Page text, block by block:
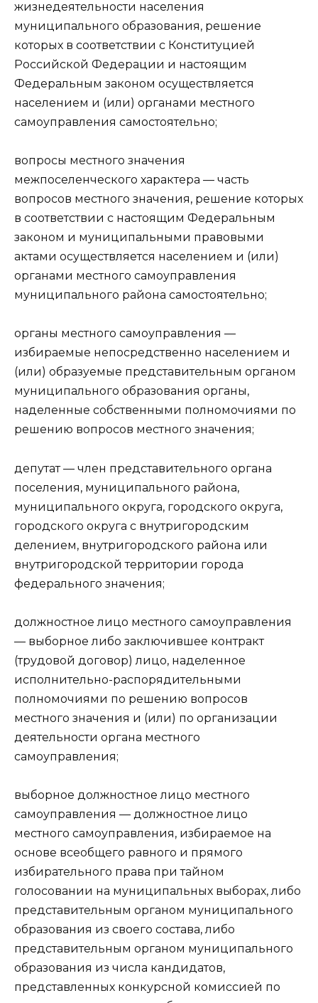
жизнедеятельности населения
муниципального образования, решение
которых в соответствии с Конституцией
Российской Федерации и настоящим
Федеральным законом осуществляется
населением и (или) органами местного
самоуправления самостоятельно;
вопросы местного значения
межпоселенческого характера — часть
вопросов местного значения, решение которых
в соответствии с настоящим Федеральным
законом и муниципальными правовыми
актами осуществляется населением и (или)
органами местного самоуправления
муниципального района самостоятельно;
органы местного самоуправления —
избираемые непосредственно населением и
(или) образуемые представительным органом
муниципального образования органы,
наделенные собственными полномочиями по
решению вопросов местного значения;
депутат — член представительного органа
поселения, муниципального района,
муниципального округа, городского округа,
городского округа с внутригородским
делением, внутригородского района или
внутригородской территории города
федерального значения;
должностное лицо местного самоуправления
— выборное либо заключившее контракт
(трудовой договор) лицо, наделенное
исполнительно-распорядительными
полномочиями по решению вопросов
местного значения и (или) по организации
деятельности органа местного
самоуправления;
выборное должностное лицо местного
самоуправления — должностное лицо
местного самоуправления, избираемое на
основе всеобщего равного и прямого
избирательного права при тайном
голосовании на муниципальных выборах, либо
представительным органом муниципального
образования из своего состава, либо
представительным органом муниципального
образования из числа кандидатов,
представленных конкурсной комиссией по